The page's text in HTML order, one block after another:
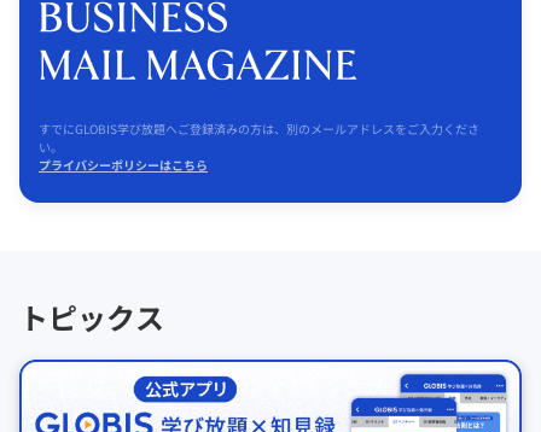
すでにGLOBIS学び放題へご登録済みの方は、別のメールアドレスをご入力くださ
い。
プライバシーポリシーはこちら
トピックス